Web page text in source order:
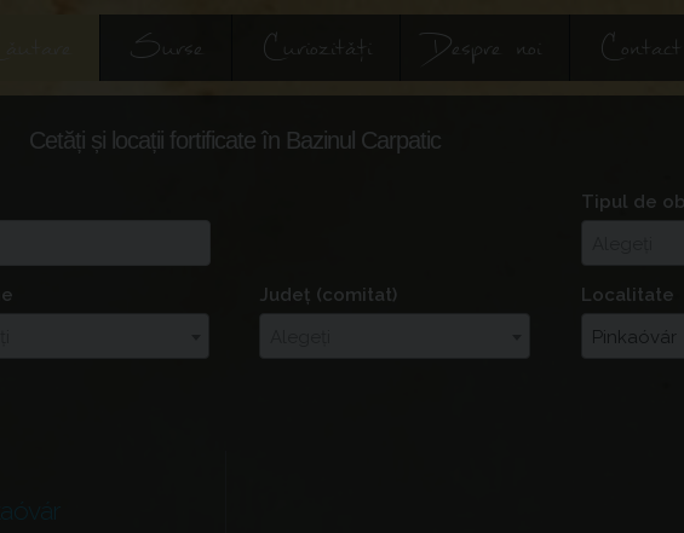
Surse Curiozități Despre noi Contact
Cetăți și locații fortificate în Bazinul Carpatic
Tipul de
Județ (comitat)
Localitate
Pinkaóvár